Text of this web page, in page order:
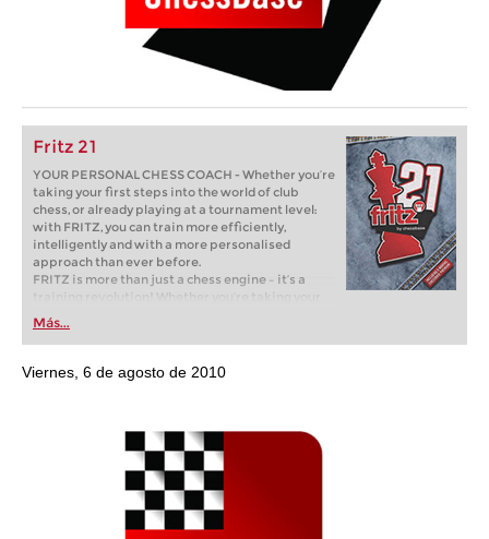
Fritz 21
YOUR PERSONAL CHESS COACH - Whether you’re
taking your first steps into the world of club
chess, or already playing at a tournament level:
with FRITZ, you can train more efficiently,
intelligently and with a more personalised
approach than ever before.
FRITZ is more than just a chess engine – it’s a
training revolution! Whether you’re taking your
first steps into the world of club chess, or already
playing at a tournament level: with FRITZ, you can
train more efficiently, intelligently and with a
more personalised approach than ever before.
Más...
Viernes, 6 de agosto de 2010